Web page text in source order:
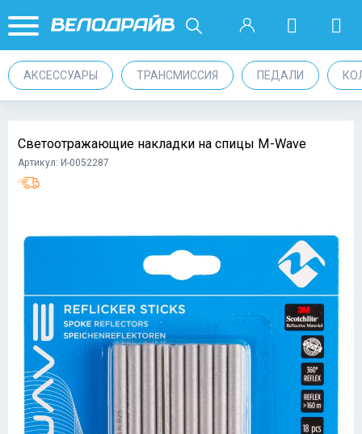
АКСЕССУАРЫ ТРАНСМИССИЯ ПЕДАЛИ
Cветоотражающие накладки на спицы M-Wave
Артикул: И-0052287